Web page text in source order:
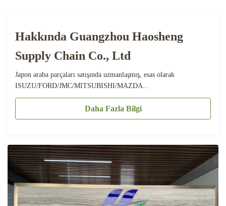
Hakkında Guangzhou Haosheng
Supply Chain Co., Ltd
Japon araba parçaları satışında uzmanlaşmış, esas olarak
ISUZU/FORD/JMC/MITSUBISHI/MAZDA...
Daha Fazla Bilgi